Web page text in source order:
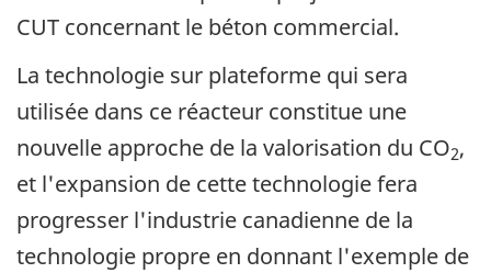
CUT concernant le béton commercial.
La technologie sur plateforme qui sera
utilisée dans ce réacteur constitue une
nouvelle approche de la valorisation du CO2,
et l'expansion de cette technologie fera
progresser l'industrie canadienne de la
technologie propre en donnant l'exemple de